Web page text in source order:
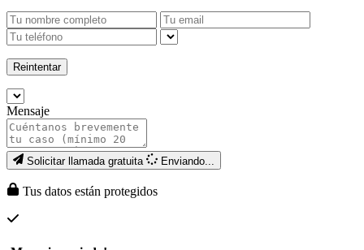
Reintentar
Mensaje
Solicitar llamada gratuita Enviando...
Tus datos están protegidos